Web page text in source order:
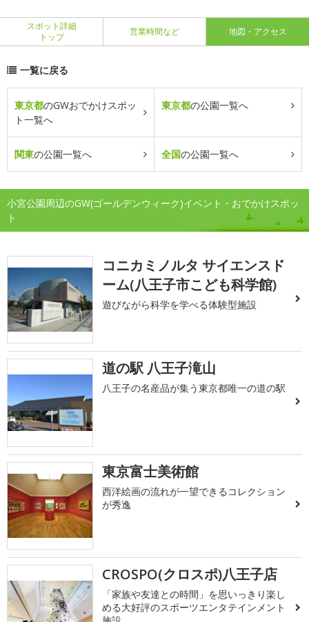
スポット詳細
トップ
営業時間など 地図・アクセス
一覧に戻る
東京都のGWおでかけスポッ
ト一覧へ
東京都の公園一覧へ
関東の公園一覧へ 全国の公園一覧へ
小宮公園周辺のGW(ゴールデンウィーク)イベント・おでかけスポッ
ト
コニカミノルタ サイエンスド
ーム(八王子市こども科学館)
遊びながら科学を学べる体験型施設
道の駅 八王子滝山
八王子の名産品が集う東京都唯一の道の駅
東京富士美術館
西洋絵画の流れが一望できるコレクション
が秀逸
CROSPO(クロスポ)八王子店
「家族や友達との時間」を思いっきり楽し
める大好評のスポーツエンタテインメント